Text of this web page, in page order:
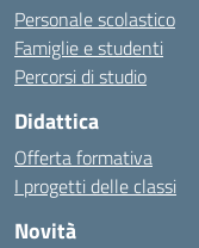
Personale scolastico
Famiglie e studenti
Percorsi di studio
Didattica
Offerta formativa
I progetti delle classi
Novità